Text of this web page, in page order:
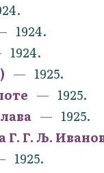
1924.
1924.
1925.
1925.
1925.
Г. Љ.
1925.